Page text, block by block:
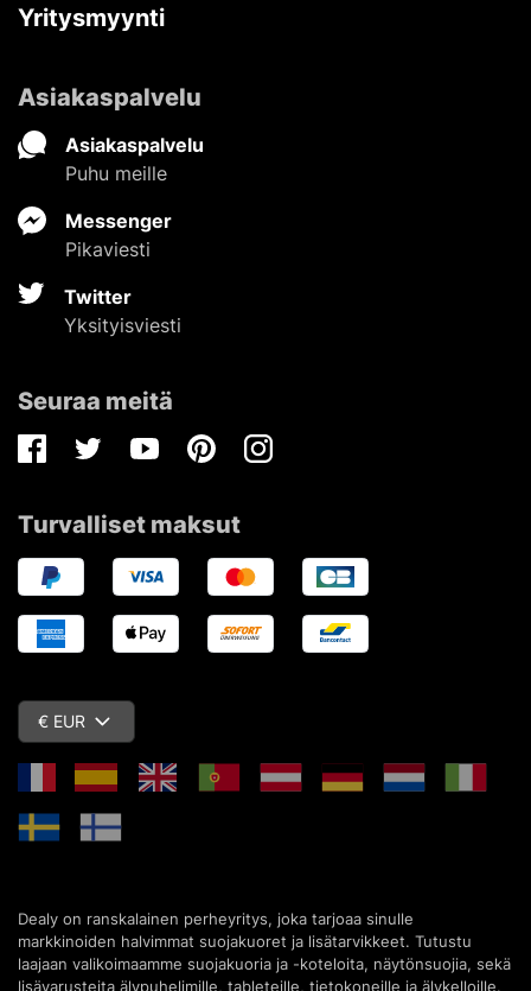
Yritysmyynti
Asiakaspalvelu
Asiakaspalvelu
Puhu meille
Messenger
Pikaviesti
Twitter
Yksityisviesti
Seuraa meitä
FacebookTwitterYoutubePinterestInstagram
Turvalliset maksut
€ EUR
Dealy on ranskalainen perheyritys, joka tarjoaa sinulle
markkinoiden halvimmat suojakuoret ja lisätarvikkeet. Tutustu
laajaan valikoimaamme suojakuoria ja -koteloita, näytönsuojia, sekä
lisävarusteita älypuhelimille, tableteille, tietokoneille ja älykelloille.